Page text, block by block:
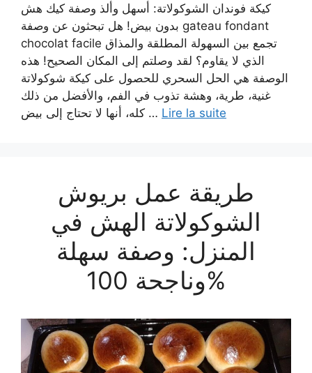
كيكة فوندان الشوكولاتة: أسهل وألذ وصفة كيك هش
بدون بيض! هل تبحثون عن وصفة gateau fondant
chocolat facile تجمع بين السهولة المطلقة والمذاق
الذي لا يقاوم؟ لقد وصلتم إلى المكان الصحيح! هذه
الوصفة هي الحل السحري للحصول على كيكة شوكولاتة
غنية، طرية، وهشة تذوب في الفم، والأفضل من ذلك
كله، أنها لا تحتاج إلى بيض … Lire la suite
طريقة عمل بريوش
الشوكولاتة الهش في
المنزل: وصفة سهلة
وناجحة 100%